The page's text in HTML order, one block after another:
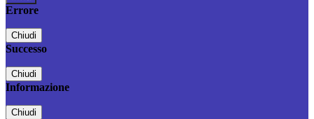
Errore
Chiudi
Successo
Chiudi
Informazione
Chiudi